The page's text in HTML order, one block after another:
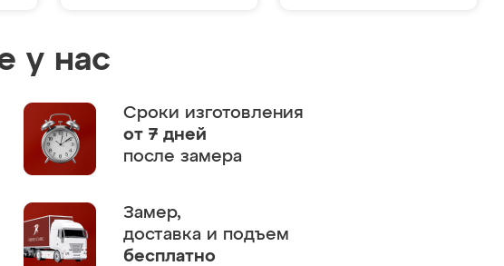
у нас
Сроки изготовления
от 7 дней
после замера
Замер,
доставка и подъем
бесплатно